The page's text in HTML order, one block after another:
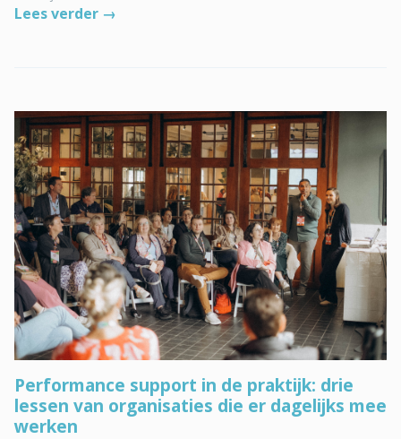
Lees verder →
Performance support in de praktijk: drie
lessen van organisaties die er dagelijks mee
werken